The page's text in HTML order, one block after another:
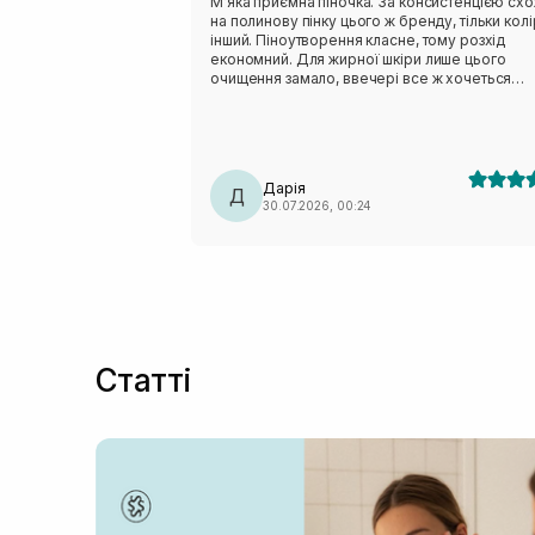
на полинову пінку цього ж бренду, тільки
інший. Піноутворення класне, тому розхід
економний. Для жирної шкіри лише цього
очищення замало, ввечері все ж хочеться
Д Дарія
30.07.2026, 00:24
Статті